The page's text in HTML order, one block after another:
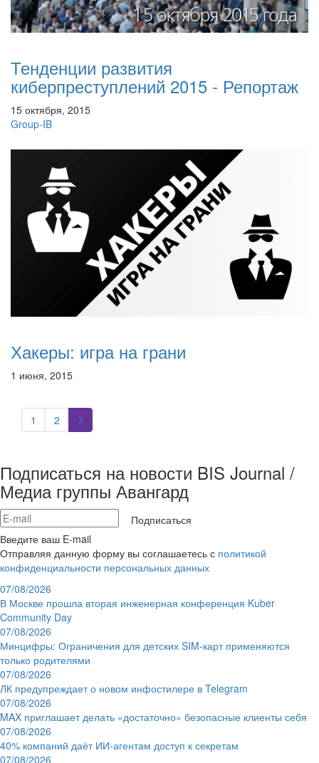
Тенденции развития
киберпреступлений 2015 - Репортаж
15 октября, 2015
Group-IB
Хакеры: игра на грани
1 июня, 2015
1 2 3
Подписаться на новости BIS Journal /
Медиа группы Авангард
Подписаться
Введите ваш E-mail
Отправляя данную форму вы соглашаетесь с политикой
конфиденциальности персональных данных
07/08/2026
В Москве прошла вторая инженерная конференция Kuber
Community Day
07/08/2026
Минцифры: Ограничения для детских SIM-карт применяются
только родителями
07/08/2026
ЛК предупреждает о новом инфостилере в Telegram
07/08/2026
MAX приглашает делать «достаточно» безопасные клиенты себя
07/08/2026
40% компаний даёт ИИ‑агентам доступ к секретам
07/08/2026